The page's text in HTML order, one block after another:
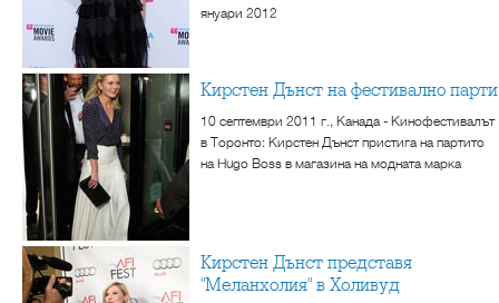
януари 2012
Кирстен Дънст на фестивално парти
10 септември 2011 г., Канада - Кинофестивалът
в Торонто: Кирстен Дънст пристига на партито
на Hugo Boss в магазина на модната марка
Кирстен Дънст представя
"Меланхолия" в Холивуд